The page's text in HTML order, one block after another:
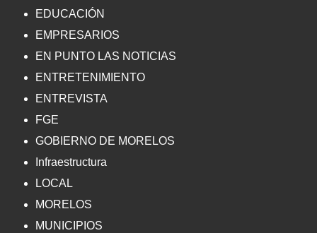
EDUCACIÓN
EMPRESARIOS
EN PUNTO LAS NOTICIAS
ENTRETENIMIENTO
ENTREVISTA
FGE
GOBIERNO DE MORELOS
Infraestructura
LOCAL
MORELOS
MUNICIPIOS